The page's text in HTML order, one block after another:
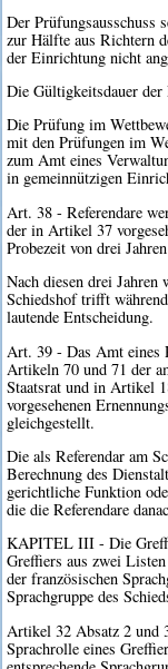
Der Prüfungsausschuss
zur Hälfte aus Richtern
der Einrichtung nicht
Die Gültigkeitsdauer
Die Prüfung im
mit den Prüfungen im
zum Amt eines
in gemeinnützigen
Art. 38 - Referendare
der in Artikel 37
Probezeit von drei
Nach diesen drei
Schiedshof trifft
lautende Entscheidung.
Art. 39 - Das Amt eines
Artikeln 70 und 71 der
Staatsrat und in Artikel
vorgesehenen
gleichgestellt.
Die als Referendar am
Berechnung des
gerichtliche Funktion
die die Referendare
KAPITEL III - Die
Greffiers aus zwei
der französischen
Sprachgruppe des
Artikel 32 Absatz 2 und
Sprachrolle eines